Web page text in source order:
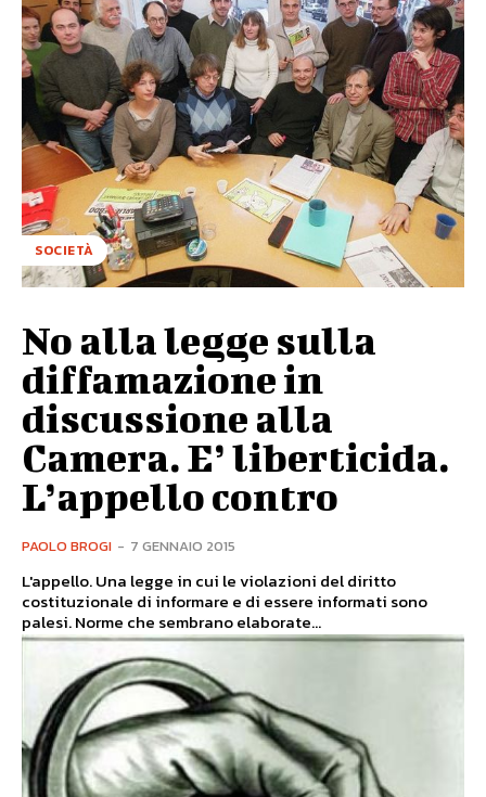
SOCIETÀ
No alla legge sulla
diffamazione in
discussione alla
Camera. E’ liberticida.
L’appello contro
PAOLO BROGI - 7 GENNAIO 2015
L'appello. Una legge in cui le violazioni del diritto
costituzionale di informare e di essere informati sono
palesi. Norme che sembrano elaborate...